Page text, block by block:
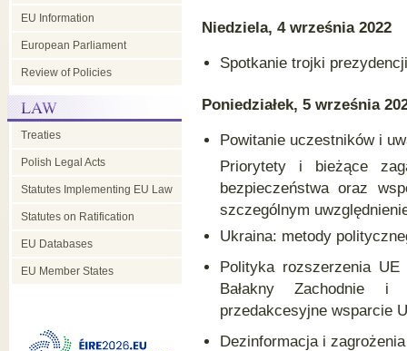
EU Information
European Parliament
Review of Policies
Treaties
Polish Legal Acts
Statutes Implementing EU Law
Statutes on Ratification
EU Databases
EU Member States
Niedziela, 4 września 2022
Spotkanie trojki
Poniedziałek, 5 września
Powitanie uczestników i
Priorytety i bieżące
bezpieczeństwa oraz
szczególnym
Ukraina: metody
Polityka rozszerzenia
Bałakny Zachodnie i
przedakcesyjne wsparcie
Dezinformacja i